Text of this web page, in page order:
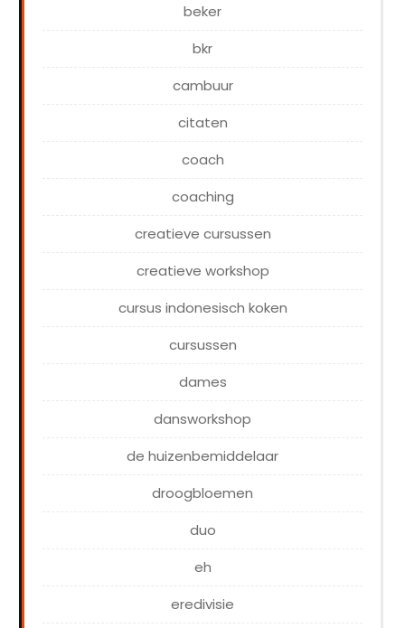
beker
bkr
cambuur
citaten
coach
coaching
creatieve cursussen
creatieve workshop
cursus indonesisch koken
cursussen
dames
dansworkshop
de huizenbemiddelaar
droogbloemen
duo
eh
eredivisie